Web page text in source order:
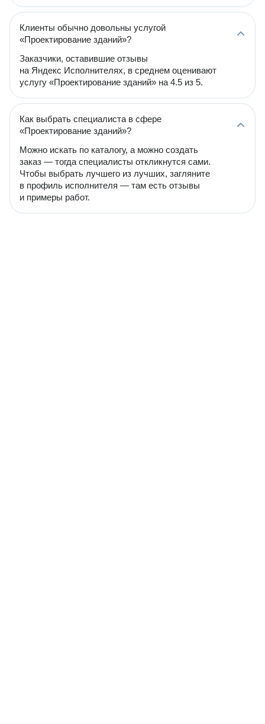
Клиенты обычно довольны услугой
«Проектирование зданий»?
Заказчики, оставившие отзывы
на Яндекс Исполнителях, в среднем оценивают
услугу «Проектирование зданий» на 4.5 из 5.
Как выбрать специалиста в сфере
«Проектирование зданий»?
Можно искать по каталогу, а можно создать
заказ — тогда специалисты откликнутся сами.
Чтобы выбрать лучшего из лучших, загляните
в профиль исполнителя — там есть отзывы
и примеры работ.